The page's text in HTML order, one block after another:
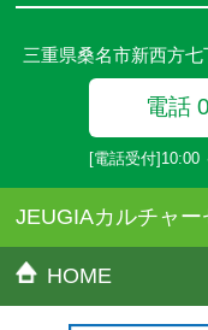
●参加人数が一定に満た
●その他、詳しい内容に
だきます。
三重県桑名市新西方
電話
[電話受付]10:00
JEUGIAカルチャ
HOME